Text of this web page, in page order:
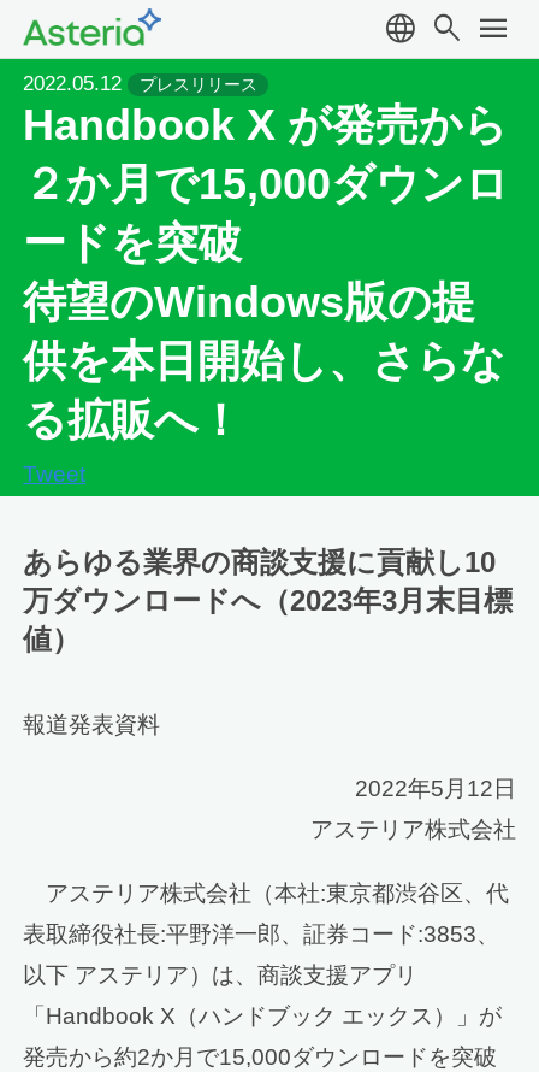
language search menu
2022.05.12 プレスリリース
Handbook X が発売から
２か月で15,000ダウンロ
ードを突破
待望のWindows版の提
供を本日開始し、さらな
る拡販へ！
Tweet
あらゆる業界の商談支援に貢献し10
万ダウンロードへ（2023年3月末目標
値）
報道発表資料
2022年5月12日
アステリア株式会社
アステリア株式会社（本社:東京都渋谷区、代
表取締役社長:平野洋一郎、証券コード:3853、
以下 アステリア）は、商談支援アプリ
「Handbook X（ハンドブック エックス）」が
発売から約2か月で15,000ダウンロードを突破